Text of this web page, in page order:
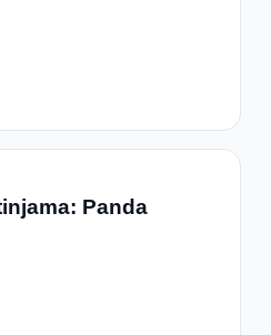
Panda